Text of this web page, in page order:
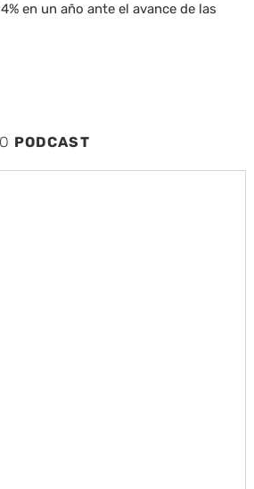
en un año ante el avance de las
PODCAST